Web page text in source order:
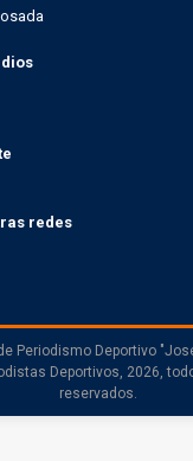
redes
Periodismo Deportivo
Deportivos, 2026,
reservados.